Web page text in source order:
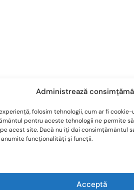
Administrează
folosim tehnologii, cum ar fi
pentru aceste tehnologii ne permite
acest site. Dacă nu îți dai consimțământul
funcționalități și funcții.
Acceptă